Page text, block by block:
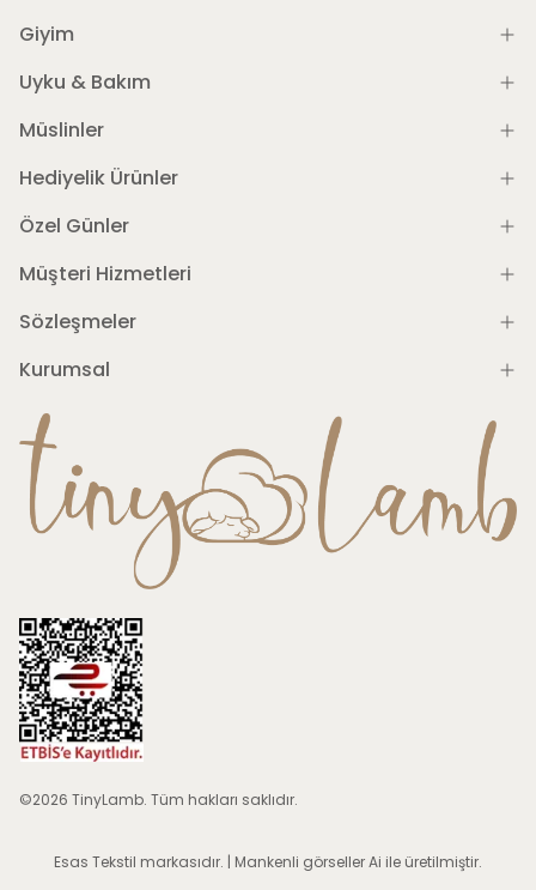
Giyim
Uyku & Bakım
Müslinler
Hediyelik Ürünler
Özel Günler
Müşteri Hizmetleri
Sözleşmeler
Kurumsal
©2026 TinyLamb. Tüm hakları saklıdır.
Esas Tekstil markasıdır. | Mankenli görseller Ai ile üretilmiştir.